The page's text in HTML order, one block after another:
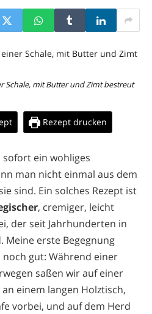
Schale, mit Butter und Zimt bestreut
Rezept drucken
sofort ein wohliges
man nicht einmal aus dem
sind. Ein solches Rezept ist
, cremiger, leicht
der seit Jahrhunderten in
Meine erste Begegnung
gut: Während einer
saßen wir auf einer
einem langen Holztisch,
vorbei, und auf dem Herd